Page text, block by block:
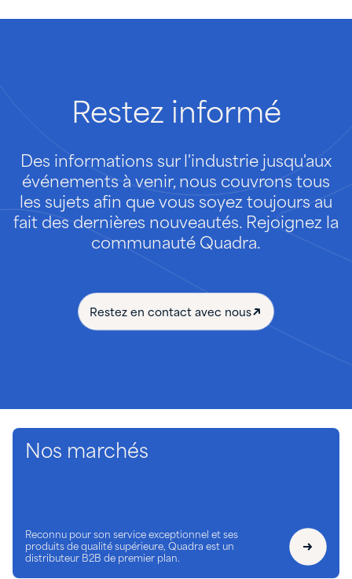
Restez informé
Des informations sur l'industrie jusqu'aux
événements à venir, nous couvrons tous
les sujets afin que vous soyez toujours au
fait des dernières nouveautés. Rejoignez la
communauté Quadra.
Restez en contact avec nous
Nos marchés
Reconnu pour son service exceptionnel et ses
produits de qualité supérieure, Quadra est un
distributeur B2B de premier plan.